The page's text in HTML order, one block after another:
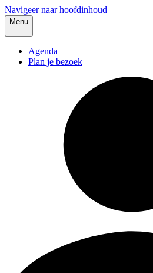
Navigeer naar hoofdinhoud
Menu
Agenda
Plan je bezoek